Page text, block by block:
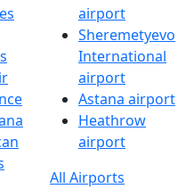
airport
Sheremetyevo
International
airport
Astana airport
Heathrow
airport
All Airports